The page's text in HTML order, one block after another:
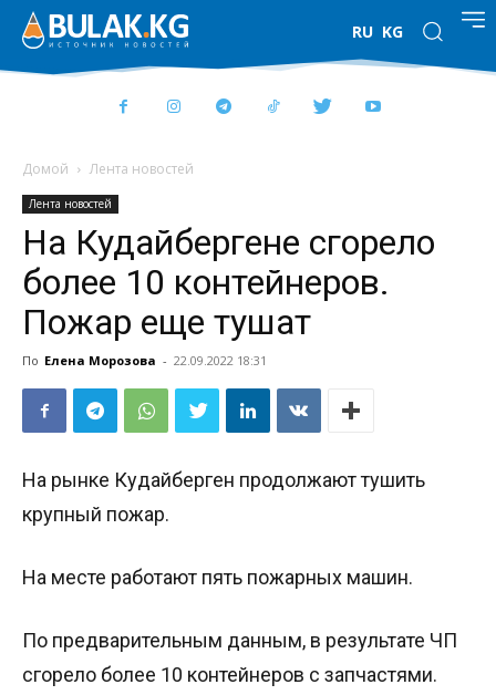
RU KG
Домой Лента новостей
Лента новостей
На Кудайбергене сгорело
более 10 контейнеров.
Пожар еще тушат
По Елена Морозова - 22.09.2022 18:31
На рынке Кудайберген продолжают тушить
крупный пожар.
На месте работают пять пожарных машин.
По предварительным данным, в результате ЧП
сгорело более 10 контейнеров с запчастями.